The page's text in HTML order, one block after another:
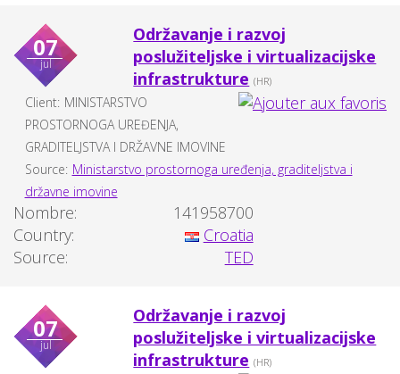
07
jul
Održavanje i razvoj
poslužiteljske i virtualizacijske
infrastrukture (HR)
Client: MINISTARSTVO
PROSTORNOGA UREĐENJA,
GRADITELJSTVA I DRŽAVNE IMOVINE
Source: Ministarstvo prostornoga uređenja, graditeljstva i
državne imovine
Nombre:
141958700
Country:
Croatia
Source:
TED
07
jul
Održavanje i razvoj
poslužiteljske i virtualizacijske
infrastrukture (HR)